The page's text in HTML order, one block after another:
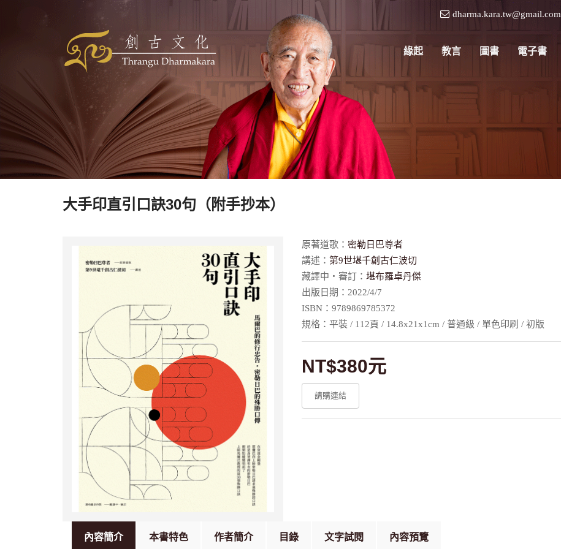
dharma.kara.tw@gmail.com
緣起 教言 圖書 電子書
大手印直引口訣30句（附手抄本）
原著道歌： 密勒日巴尊者
講述： 第9世堪千創古仁波切
藏譯中‧審訂： 堪布羅卓丹傑
出版日期：2022/4/7
ISBN：9789869785372
規格：平裝 / 112頁 / 14.8x21x1cm / 普通級 / 單色印刷 / 初版
NT$380元
請購連結
內容簡介 本書特色 作者簡介 目錄 文字試閱 內容預覽